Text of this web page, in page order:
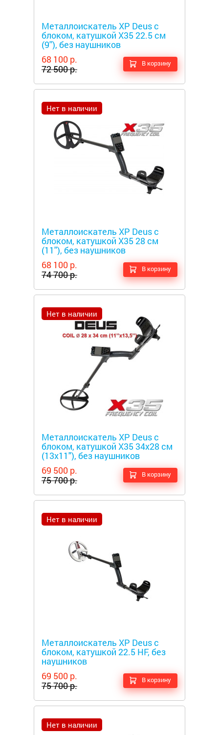
Металлоискатель XP Deus c
блоком, катушкой X35 22.5 см
(9''), без наушников
68 100 р.
72 500 р.
В корзину
Нет в наличии
Металлоискатель XP Deus c
блоком, катушкой X35 28 см
(11''), без наушников
68 100 р.
74 700 р.
В корзину
Нет в наличии
Металлоискатель XP Deus c
блоком, катушкой X35 34x28 см
(13x11"), без наушников
69 500 р.
75 700 р.
В корзину
Нет в наличии
Металлоискатель XP Deus с
блоком, катушкой 22.5 HF, без
наушников
69 500 р.
75 700 р.
В корзину
Нет в наличии